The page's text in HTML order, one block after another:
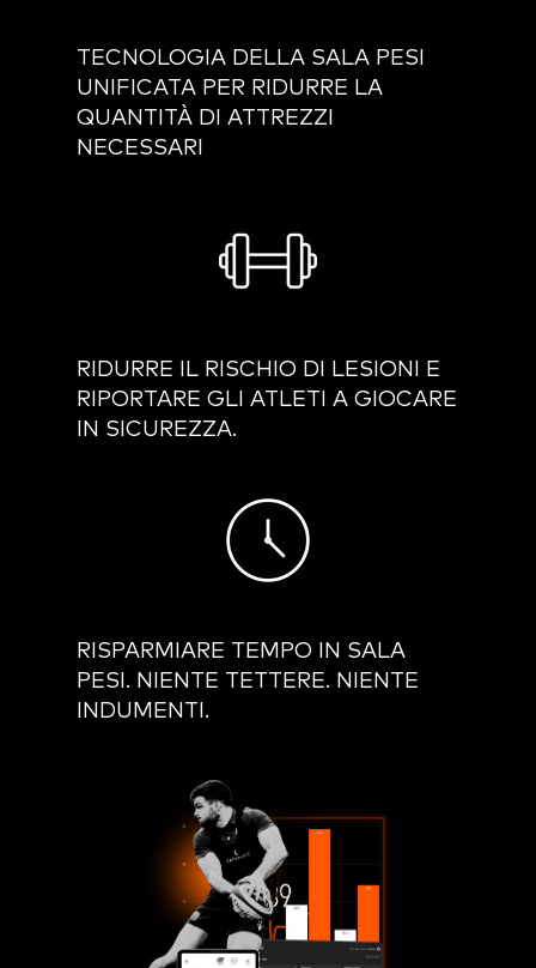
TECNOLOGIA DELLA SALA PESI
UNIFICATA PER RIDURRE LA
QUANTITÀ DI ATTREZZI
NECESSARI
RIDURRE IL RISCHIO DI LESIONI E
RIPORTARE GLI ATLETI A GIOCARE
IN SICUREZZA.
RISPARMIARE TEMPO IN SALA
PESI. NIENTE TETTERE. NIENTE
INDUMENTI.